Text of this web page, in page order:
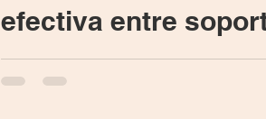
efectiva entre
Guía de consejos para una
compromiso de ofrecer no solo